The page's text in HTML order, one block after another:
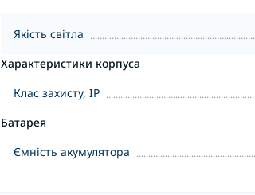
Якість світла
Характеристики корпуса
Клас захисту, IP
Батарея
Ємність акумулятора